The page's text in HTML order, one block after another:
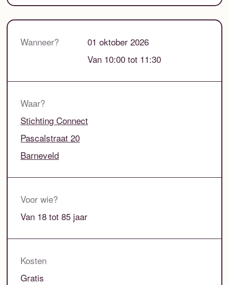
Wanneer?
01 oktober 2026
Van 10:00 tot 11:30
Waar?
Stichting Connect
Pascalstraat 20
Barneveld
Voor wie?
Van 18 tot 85 jaar
Kosten
Gratis